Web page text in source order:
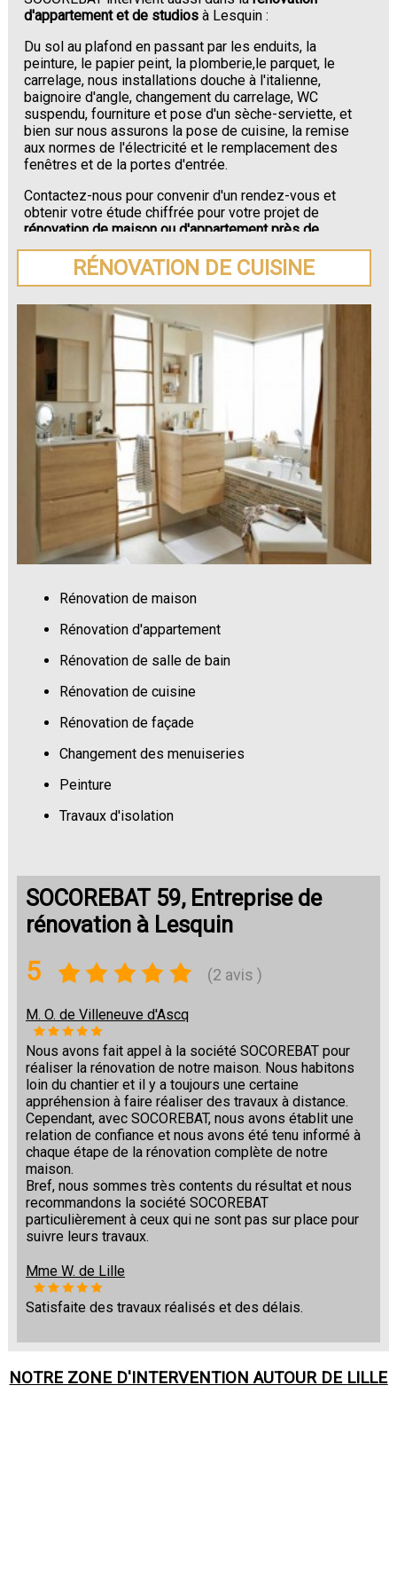
d'appartement et de studios à Lesquin :
Du sol au plafond en passant par les enduits, la
peinture, le papier peint, la plomberie,le parquet, le
carrelage, nous installations douche à l'italienne,
baignoire d'angle, changement du carrelage, WC
suspendu, fourniture et pose d'un sèche-serviette, et
bien sur nous assurons la pose de cuisine, la remise
aux normes de l'électricité et le remplacement des
fenêtres et de la portes d'entrée.
Contactez-nous pour convenir d'un rendez-vous et
obtenir votre étude chiffrée pour votre projet de
rénovation de maison ou d'appartement près de
Lesquin.
RÉNOVATION DE CUISINE
Rénovation de maison
Rénovation d'appartement
Rénovation de salle de bain
Rénovation de cuisine
Rénovation de façade
Changement des menuiseries
Peinture
Travaux d'isolation
SOCOREBAT 59, Entreprise de
rénovation à Lesquin
5 (2 avis )
M. O. de Villeneuve d'Ascq
Nous avons fait appel à la société SOCOREBAT pour
réaliser la rénovation de notre maison. Nous habitons
loin du chantier et il y a toujours une certaine
appréhension à faire réaliser des travaux à distance.
Cependant, avec SOCOREBAT, nous avons établit une
relation de confiance et nous avons été tenu informé à
chaque étape de la rénovation complète de notre
maison.
Bref, nous sommes très contents du résultat et nous
recommandons la société SOCOREBAT
particulièrement à ceux qui ne sont pas sur place pour
suivre leurs travaux.
Mme W. de Lille
Satisfaite des travaux réalisés et des délais.
NOTRE ZONE D'INTERVENTION AUTOUR DE LILLE